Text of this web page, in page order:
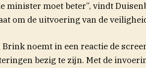
minister moet beter”, vindt
om de uitvoering van de
noemt in een reactie de
bezig te zijn. Met de